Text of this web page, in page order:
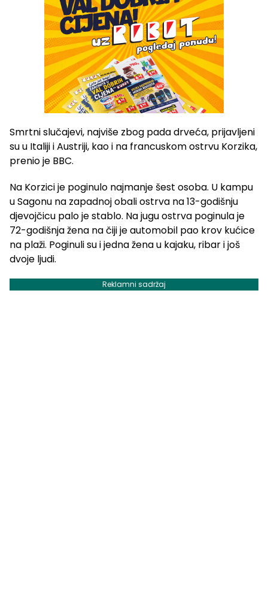
Smrtni slučajevi, najviše zbog pada drveća, prijavljeni
su u Italiji i Austriji, kao i na francuskom ostrvu Korzika,
prenio je BBC.
Na Korzici je poginulo najmanje šest osoba. U kampu
u Sagonu na zapadnoj obali ostrva na 13-godišnju
djevojčicu palo je stablo. Na jugu ostrva poginula je
72-godišnja žena na čiji je automobil pao krov kućice
na plaži. Poginuli su i jedna žena u kajaku, ribar i još
dvoje ljudi.
Reklamni sadržaj